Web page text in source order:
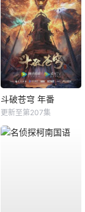
斗破苍穹 年番
更新至第207集